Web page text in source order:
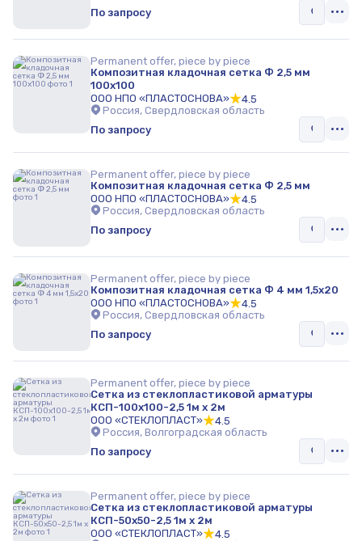
По запросу
Permanent offer, piece by piece
Композитная кладочная сетка Ф 2,5 мм
100х100
ООО НПО «ПЛАСТОСНОВА»
4.5
Россия, Свердловская область
По запросу
Permanent offer, piece by piece
Композитная кладочная сетка Ф 2,5 мм
ООО НПО «ПЛАСТОСНОВА»
4.5
Россия, Свердловская область
По запросу
Permanent offer, piece by piece
Композитная кладочная сетка Ф 4 мм 1,5х20
ООО НПО «ПЛАСТОСНОВА»
4.5
Россия, Свердловская область
По запросу
Permanent offer, piece by piece
Сетка из стеклопластиковой арматуры
КСП-100х100-2,5 1м х 2м
ООО «СТЕКЛОПЛАСТ»
4.5
Россия, Волгоградская область
По запросу
Permanent offer, piece by piece
Сетка из стеклопластиковой арматуры
КСП-50х50-2,5 1м х 2м
ООО «СТЕКЛОПЛАСТ»
4.5